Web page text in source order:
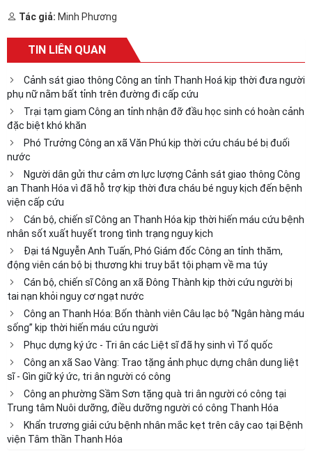
Tác giả: Minh Phương
TIN LIÊN QUAN
Cảnh sát giao thông Công an tỉnh Thanh Hoá kịp thời đưa người
phụ nữ nằm bất tỉnh trên đường đi cấp cứu
Trại tạm giam Công an tỉnh nhận đỡ đầu học sinh có hoàn cảnh
đặc biệt khó khăn
Phó Trưởng Công an xã Văn Phú kịp thời cứu cháu bé bị đuối
nước
Người dân gửi thư cảm ơn lực lượng Cảnh sát giao thông Công
an Thanh Hóa vì đã hỗ trợ kịp thời đưa cháu bé nguy kịch đến bệnh
viện cấp cứu
Cán bộ, chiến sĩ Công an Thanh Hóa kịp thời hiến máu cứu bệnh
nhân sốt xuất huyết trong tình trạng nguy kịch
Đại tá Nguyễn Anh Tuấn, Phó Giám đốc Công an tỉnh thăm,
động viên cán bộ bị thương khi truy bắt tội phạm về ma túy
Cán bộ, chiến sĩ Công an xã Đông Thành kịp thời cứu người bị
tai nạn khỏi nguy cơ ngạt nước
Công an Thanh Hóa: Bốn thành viên Câu lạc bộ “Ngân hàng máu
sống” kịp thời hiến máu cứu người
Phục dựng ký ức - Tri ân các Liệt sĩ đã hy sinh vì Tổ quốc
Công an xã Sao Vàng: Trao tặng ảnh phục dựng chân dung liệt
sĩ - Gìn giữ ký ức, tri ân người có công
Công an phường Sầm Sơn tặng quà tri ân người có công tại
Trung tâm Nuôi dưỡng, điều dưỡng người có công Thanh Hóa
Khẩn trương giải cứu bệnh nhân mắc kẹt trên cây cao tại Bệnh
viện Tâm thần Thanh Hóa